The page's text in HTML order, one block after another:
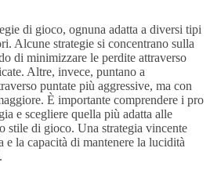
di gioco, ognuna adatta a diversi tipi
Alcune strategie si concentrano sulla
di minimizzare le perdite attraverso
Altre, invece, puntano a
puntate più aggressive, ma con
È importante comprendere i pro
e scegliere quella più adatta alle
stile di gioco. Una strategia vincente
e la capacità di mantenere la lucidità